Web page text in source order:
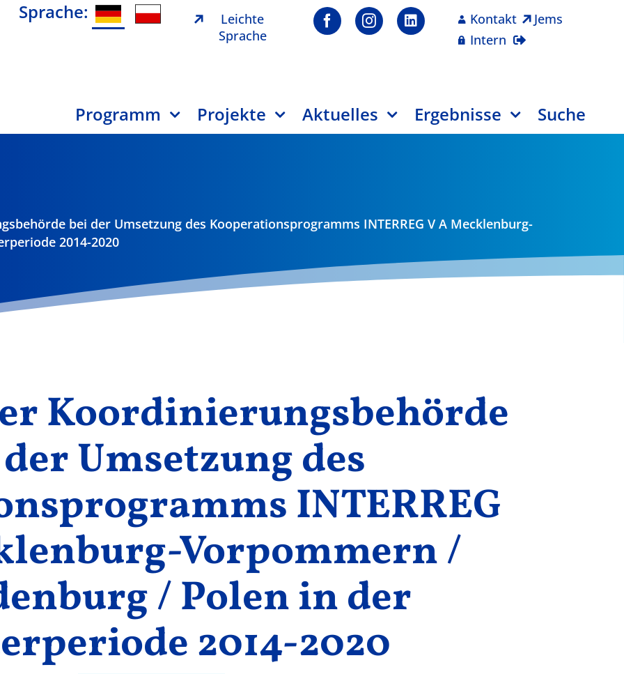
Sprache:
Leichte
Sprache
Kontakt
Jems
Intern
Programm Projekte Aktuelles Ergebnisse Suche
bei der Umsetzung des Kooperationsprogramms INTERREG V A Mecklenburg-
2014-2020
Koordinierungsbehörde
Umsetzung des
INTERREG
Vorpommern /
/ Polen in der
2014-2020